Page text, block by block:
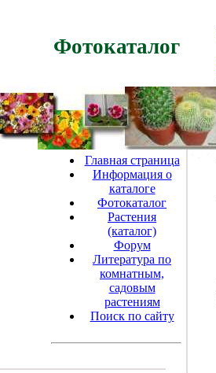
Фотокаталог
Главная страница
Информация о
каталоге
Фотокаталог
Растения
(каталог)
Форум
Литература по
комнатным,
садовым
растениям
Поиск по сайту